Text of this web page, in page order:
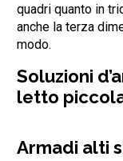
quadri quanto in
anche la terza
modo.
Soluzioni
letto
Armadi alti